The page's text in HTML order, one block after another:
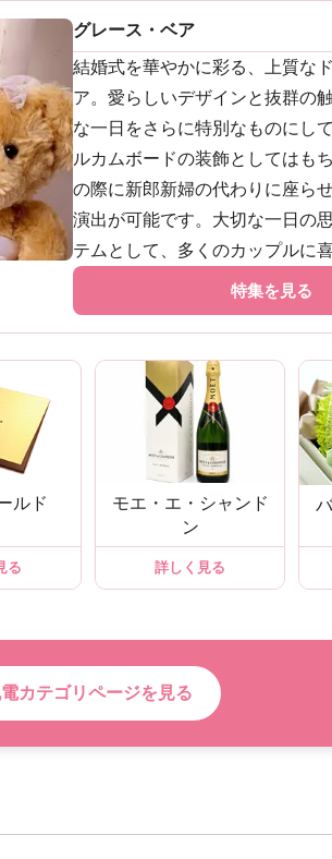
グレース・ベア
結婚式を華やかに彩る、上質な
ア。愛らしいデザインと抜群の
な一日をさらに特別なものにし
ルカムボードの装飾としてはも
の際に新郎新婦の代わりに座ら
演出が可能です。大切な一日の
テムとして、多くのカップルに
特集を見る
ルド
る
モエ・エ・シャンド
ン
詳しく見る
カテゴリページを見る